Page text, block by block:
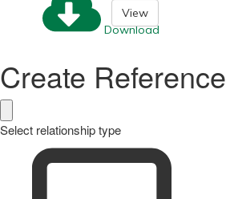
Download
View
Create Reference
Select relationship type